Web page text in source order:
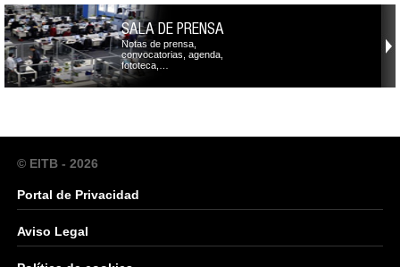
SALA DE PRENSA
Notas de prensa,
convocatorias, agenda,
fototeca,…
© EITB - 2026
Portal de Privacidad
Aviso Legal